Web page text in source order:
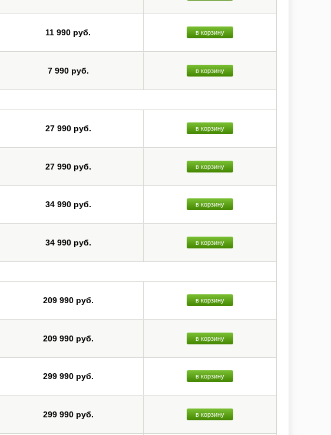
11 990 руб. в корзину
7 990 руб. в корзину
27 990 руб. в корзину
27 990 руб. в корзину
34 990 руб. в корзину
34 990 руб. в корзину
209 990 руб. в корзину
209 990 руб. в корзину
299 990 руб. в корзину
299 990 руб. в корзину